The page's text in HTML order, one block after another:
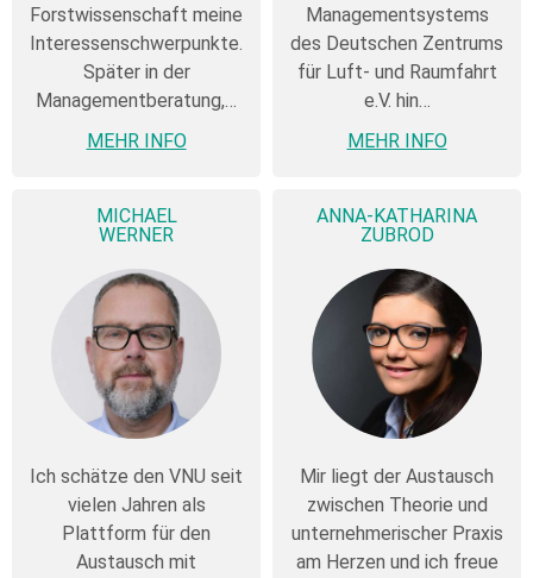
Forstwissenschaft meine
Interessenschwerpunkte.
Später in der
Managementberatung,…
MEHR INFO
Managementsystems
des Deutschen Zentrums
für Luft- und Raumfahrt
e.V. hin…
MEHR INFO
MICHAEL
WERNER
Ich schätze den VNU seit
vielen Jahren als
Plattform für den
Austausch mit
ANNA-KATHARINA
ZUBROD
Mir liegt der Austausch
zwischen Theorie und
unternehmerischer Praxis
am Herzen und ich freue